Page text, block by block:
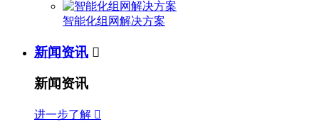
智能化组网解决方案
新闻资讯 
新闻资讯
进一步了解 